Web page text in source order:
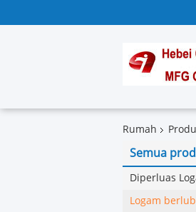
Rumah
Semua
Diperluas
Logam